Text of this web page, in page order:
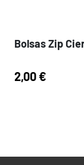
Bolsas Zip
2,00 €